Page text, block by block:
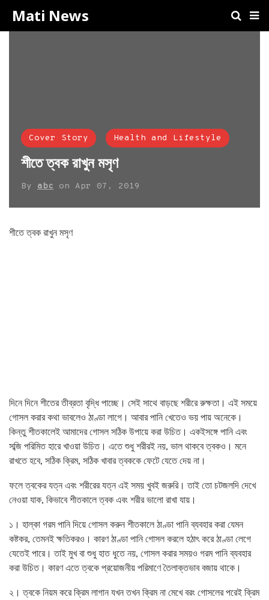
Mati News
Cover Story Health and Lifestyle
শীতে ত্বক রাখুন মসৃণ
By abc on Apr 07, 2019
শীতে ত্বক রাখুন মসৃণ
দিনে দিনে শীতের তীব্রতা বৃদ্ধি পাচ্ছে। সেই সাথে বাড়ছে শরীরে রুক্ষতা। এই সময়ে
গোসল করার কথা ভাবলেও ঠাণ্ডা লাগে। আবার পানি খেতেও ভয় পায় অনেকে।
কিন্তু শীতকালেই আমাদের গোসল সঠিক উপায়ে করা উচিত। একইসঙ্গে পানি এবং
সব্জি পরিমিত হারে খাওয়া উচিত। এতে শুধু শরীরই নয়, ভাল থাকবে ত্বকও। মনে
রাখতে হবে, সঠিক ক্রিম, সঠিক খাবার ত্বককে ফেটে যেতে দেয় না।
ফলে ত্বকের যত্ন এবং শরীরের যত্ন এই সময় খুবই জরুরি। তাই তো চটজলদি দেখে
নেওয়া যাক, কিভাবে শীতকালে ত্বক এবং শরীর ভালো রাখা যায়।
১। হাল্কা গরম পানি দিয়ে গোসল করুন শীতকালে ঠাণ্ডা পানি ব্যবহার করা যেমন
কষ্টকর, তেমনই ক্ষতিকরও। কারণ ঠাণ্ডা পানি গোসল করলে হঠাৎ করে ঠাণ্ডা লেগে
যেতেই পারে। তাই মুখ বা শুধু হাত ধুতে নয়, গোসল করার সময়ও গরম পানি ব্যবহার
করা উচিত। কারণ এতে ত্বকে প্রয়োজনীয় পরিমাণে তৈলাক্তভাব বজায় থাকে।
২। ত্বকে নিয়ম করে ক্রিম লাগান যখন তখন ক্রিম না মেখে বরং গোসলের পরেই ক্রিম